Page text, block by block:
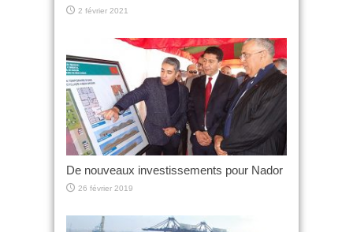
2 février 2021
De nouveaux investissements pour Nador
26 février 2019